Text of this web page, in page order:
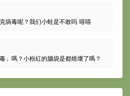
病毒呢？我们小蛙是不敢吗 嘻嘻
」嗎？小粉紅的腦袋是都燒壞了嗎？